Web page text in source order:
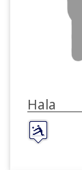
Hala